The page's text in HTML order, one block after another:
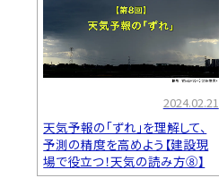
2024.02.21
天気予報の「ずれ」を理解して、
予測の精度を高めよう【建設現
場で役立つ！天気の読み方⑧】